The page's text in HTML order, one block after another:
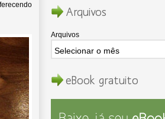
Arquivos
Arquivos
eBook gratuito